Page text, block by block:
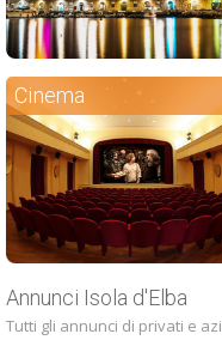
Cinema
Annunci Isola d'Elba
Tutti gli annunci di privati e